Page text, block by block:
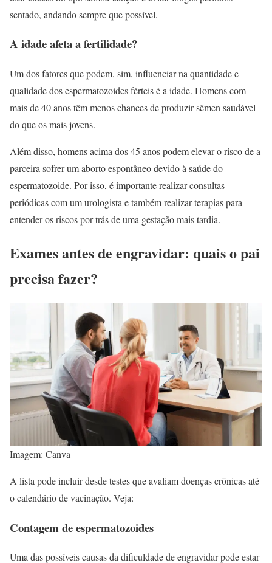
sentado, andando sempre que possível.
A idade afeta a fertilidade?
Um dos fatores que podem, sim, influenciar na quantidade e
qualidade dos espermatozoides férteis é a idade. Homens com
mais de 40 anos têm menos chances de produzir sêmen saudável
do que os mais jovens.
Além disso, homens acima dos 45 anos podem elevar o risco de a
parceira sofrer um aborto espontâneo devido à saúde do
espermatozoide. Por isso, é importante realizar consultas
periódicas com um urologista e também realizar terapias para
entender os riscos por trás de uma gestação mais tardia.
Exames antes de engravidar: quais o pai
precisa fazer?
Imagem: Canva
A lista pode incluir desde testes que avaliam doenças crônicas até
o calendário de vacinação. Veja:
Contagem de espermatozoides
Uma das possíveis causas da dificuldade de engravidar pode estar